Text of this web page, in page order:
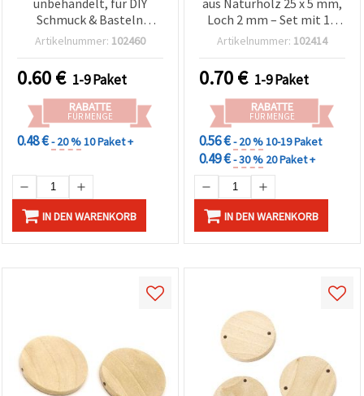
Schmuck & Basteln
22x20x9 mm, Loch 1,5 mm
Artikelnummer: 102460
0.60€ 1-9 Paket
RABATTE
FÜR MENGE
0.48 €- 20 %10 Paket +
IN DEN WARENKORB
Loch 2 mm – Set mit 10
Stück, vielseitig für
kreative DIY-
Bastelprojekte
Artikelnummer: 102414
0.70€ 1-9 Paket
RABATTE
FÜR MENGE
0.56 €- 20 %10-19 Paket
0.49 €- 30 % 20 Paket +
IN DEN WARENKORB